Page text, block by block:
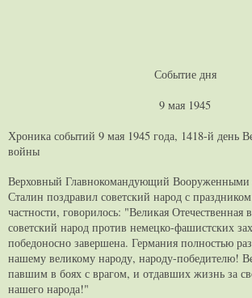
Событие дня
9 мая 1945
Хроника событий 9 мая 1945 года, 1418-й день
войны
Верховный Главнокомандующий
Сталин поздравил советский народ с
частности, говорилось: "Великая Отечественная
советский народ против немецко-фашистских
победоносно завершена. Германия полностью
нашему великому народу, народу-победителю!
павшим в боях с врагом, и отдавших жизнь за
нашего народа!"